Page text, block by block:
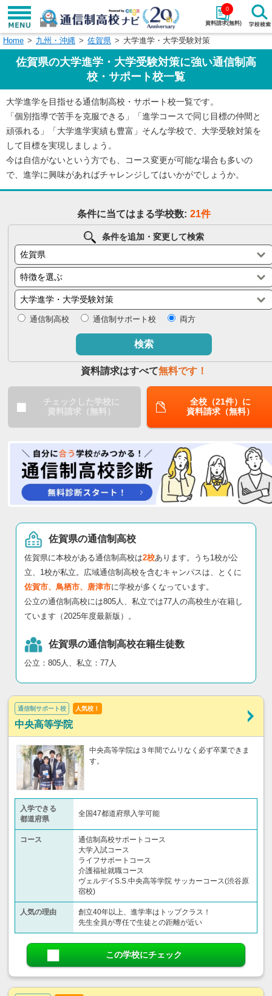
資料請求(無料)
0
学校名で探す
エリアから探す 特徴から探す
エリアを選択して探す
関東 北海道・東北
東海 北陸・甲信越
中国
四国
閉じる
Home 九州・沖縄 佐賀県 大学進学・大学受験対策
佐賀県の大学進学・大学受験対策に強い通信制高
校・サポート校一覧
大学進学を目指せる通信制高校・サポート校一覧です。
「個別指導で苦手を克服できる」「進学コースで同じ目標の仲間と
頑張れる」「大学進学実績も豊富」そんな学校で、大学受験対策を
して目標を実現しましょう。
今は自信がないという方でも、コース変更が可能な場合も多いの
で、進学に興味があればチャレンジしてはいかがでしょうか。
条件に当てはまる学校数: 21件
条件を追加・変更して検索
通信制高校 通信制サポート校 両方
検索
資料請求はすべて無料です！
チェックした学校に
資料請求（無料）
全校（21件）に
資料請求（無料）
佐賀県の通信制高校
佐賀県に本校がある通信制高校は2校あります。うち1校が公
立、1校が私立。広域通信制高校を含むキャンパスは、とくに
佐賀市、鳥栖市、唐津市に学校が多くなっています。
公立の通信制高校には805人、私立では77人の高校生が在籍し
ています（2025年度最新版）。
佐賀県の通信制高校在籍生徒数
公立：805人、私立：77人
通信制サポート校 人気校！
中央高等学院
中央高等学院は３年間でムリなく必ず卒業できま
す。
入学できる
都道府県
全国47都道府県入学可能
コース
通信制高校サポートコース
大学入試コース
ライフサポートコース
介護福祉就職コース
ヴェルデイS.S.中央高等学院 サッカーコース(渋谷原
宿校)
人気の理由
創立40年以上、進学率はトップクラス！
先生全員が専任で生徒との距離が近い
この学校にチェック